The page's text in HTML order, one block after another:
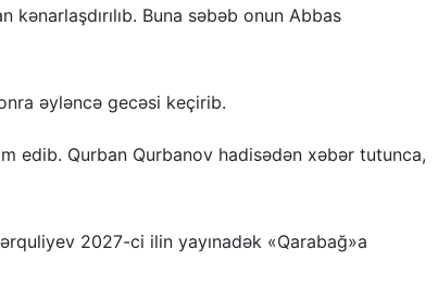
Buna səbəb onun Abbas
əyləncə gecəsi keçirib.
edib. Qurban Qurbanov hadisədən xəbər tutunca,
2027-ci ilin yayınadək «Qarabağ»a